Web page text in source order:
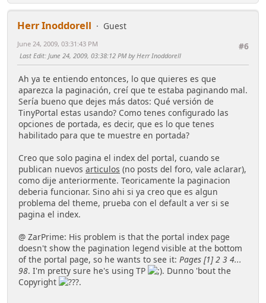
Herr Inoddorell
Guest
#6
June 24, 2009, 03:31:43 PM
Last Edit: June 24, 2009, 03:38:12 PM by Herr Inoddorell
Ah ya te entiendo entonces, lo que quieres es que
aparezca la paginación, creí que te estaba paginando mal.
Sería bueno que dejes más datos: Qué versión de
TinyPortal estas usando? Como tenes configurado las
opciones de portada, es decir, que es lo que tenes
habilitado para que te muestre en portada?
Creo que solo pagina el index del portal, cuando se
publican nuevos articulos (no posts del foro, vale aclarar),
como dije anteriormente. Teoricamente la paginacion
deberia funcionar. Sino ahi si ya creo que es algun
problema del theme, prueba con el default a ver si se
pagina el index.
@ ZarPrime: His problem is that the portal index page
doesn't show the pagination legend visible at the bottom
of the portal page, so he wants to see it: Pages [1] 2 3 4...
98. I'm pretty sure he's using TP
. Dunno 'bout the
Copyright
.